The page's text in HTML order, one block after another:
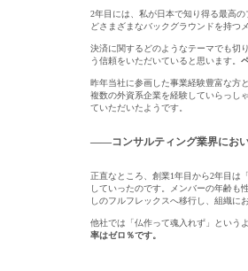
2年目には、私が日本で知り得る最高
どさまざまなバックグラウンドを持つ
決済に関するどのようなテーマでも切
う信頼をいただいていると思います。
昨年当社に参画した事業経験豊富な方
複数の外資系企業を経験していらっし
ていただいたようです。
――コンサルティング業界におい
正直なところ、創業1年目から2年目は
していったのです。メンバーの年齢も
しのフルフレックスへ移行し、組織に
他社では「仏作って魂入れず」という
率はゼロ％です。